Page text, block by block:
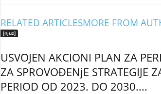
RELATED ARTICLESMORE FROM
[njuz]
USVOJEN AKCIONI PLAN ZA
ZA SPROVOĐENjE STRATEGIJE
PERIOD OD 2023. DO 2030....